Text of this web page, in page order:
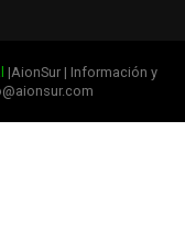
|AionSur | Información y